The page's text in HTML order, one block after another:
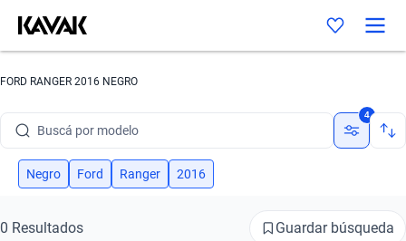
FORD RANGER 2016 NEGRO
Buscá por modelo
Buscá por versión
4
Negro Ford Ranger 2016
0 Resultados Guardar búsqueda